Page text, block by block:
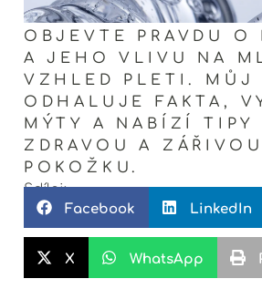
OBJEVTE PRAVDU O
A JEHO VLIVU NA
VZHLED PLETI. MŮJ
ODHALUJE FAKTA,
MÝTY A NABÍZÍ TIPY
ZDRAVOU A ZÁŘIVOU
POKOŽKU.
Sdílej:
Facebook LinkedIn
X WhatsApp